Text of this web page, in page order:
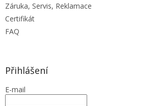
Záruka, Servis, Reklamace
Certifikát
FAQ
Přihlášení
E-mail